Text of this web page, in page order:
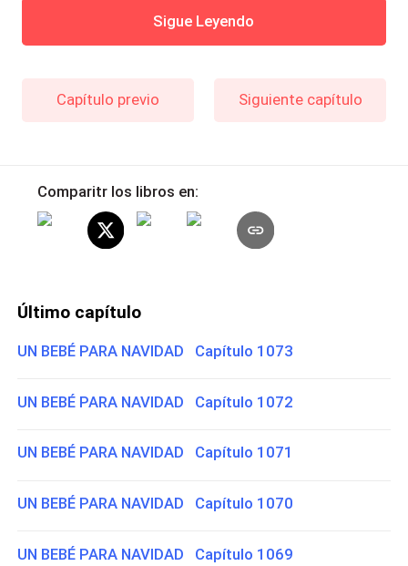
Sigue Leyendo
Capítulo previo Siguiente capítulo
Comparitr los libros en:
Último capítulo
UN BEBÉ PARA NAVIDAD Capítulo 1073
UN BEBÉ PARA NAVIDAD Capítulo 1072
UN BEBÉ PARA NAVIDAD Capítulo 1071
UN BEBÉ PARA NAVIDAD Capítulo 1070
UN BEBÉ PARA NAVIDAD Capítulo 1069